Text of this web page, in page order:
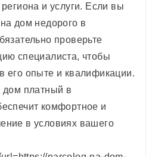
и услуги. Если вы
дом недорого в
проверьте
специалиста, чтобы
его опыте и квалификации.
дом платный в
комфортное и
в условиях вашего